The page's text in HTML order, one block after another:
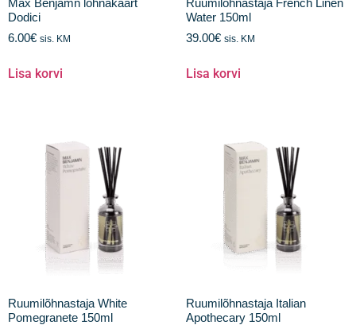
Max Benjamn lõhnakaart
Dodici
6.00€ sis. KM
Lisa korvi
Ruumilõhnastaja French Linen
Water 150ml
39.00€ sis. KM
Lisa korvi
Ruumilõhnastaja White
Pomegranete 150ml
Ruumilõhnastaja Italian
Apothecary 150ml